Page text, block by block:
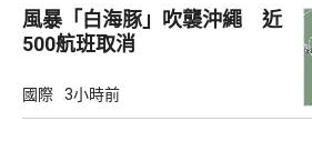
風暴「白海豚」吹襲沖繩 近
500航班取消
國際 3小時前